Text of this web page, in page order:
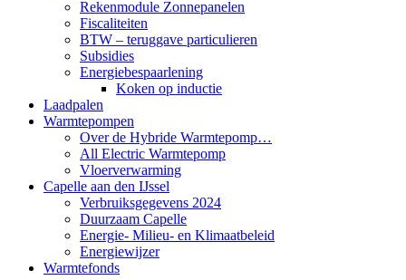
Rekenmodule Zonnepanelen
Fiscaliteiten
BTW – teruggave particulieren
Subsidies
Energiebespaarlening
Koken op inductie
Laadpalen
Warmtepompen
Over de Hybride Warmtepomp…
All Electric Warmtepomp
Vloerverwarming
Capelle aan den IJssel
Verbruiksgegevens 2024
Duurzaam Capelle
Energie- Milieu- en Klimaatbeleid
Energiewijzer
Warmtefonds